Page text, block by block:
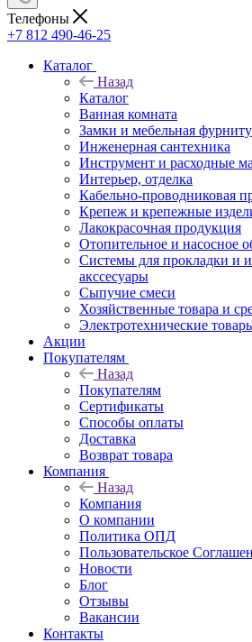
Телефоны
+7 812 490-46-25
Каталог
Назад
Каталог
Ванная комната
Замки и мебельная
Инженерная сантехника
Инструмент и расходные
Интерьер, отделка
Кабельно-проводниковая
Крепеж и крепежные
Лакокрасочная продукция
Отопительное и насосное
Системы для прокладки и
акссесуары
Сыпучие смеси
Хозяйственные товара и
Электротехнические
Акции
Покупателям
Назад
Покупателям
Сертификаты
Способы оплаты
Доставка
Возврат товара
Компания
Назад
Компания
О компании
Политика ОПД
Пользовательское
Новости
Блог
Отзывы
Вакансии
Контакты